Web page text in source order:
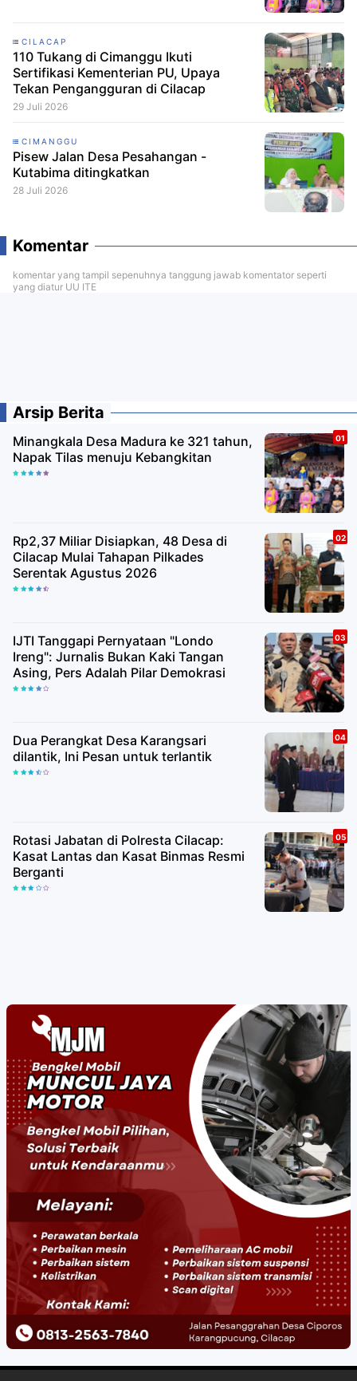
CILACAP
110 Tukang di Cimanggu Ikuti
Sertifikasi Kementerian PU, Upaya
Tekan Pengangguran di Cilacap
29 Juli 2026
CIMANGGU
Pisew Jalan Desa Pesahangan -
Kutabima ditingkatkan
28 Juli 2026
Komentar
komentar yang tampil sepenuhnya tanggung jawab komentator seperti
yang diatur UU ITE
Arsip Berita
Minangkala Desa Madura ke 321 tahun,
Napak Tilas menuju Kebangkitan
Rp2,37 Miliar Disiapkan, 48 Desa di
Cilacap Mulai Tahapan Pilkades
Serentak Agustus 2026
IJTI Tanggapi Pernyataan "Londo
Ireng": Jurnalis Bukan Kaki Tangan
Asing, Pers Adalah Pilar Demokrasi
Dua Perangkat Desa Karangsari
dilantik, Ini Pesan untuk terlantik
Rotasi Jabatan di Polresta Cilacap:
Kasat Lantas dan Kasat Binmas Resmi
Berganti